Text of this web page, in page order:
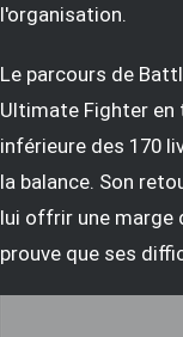
l'organisation.
Le parcours de
Ultimate Fighter en
inférieure des 170
la balance. Son
lui offrir une marge
prouve que ses